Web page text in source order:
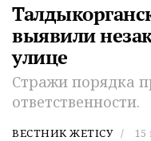
выявили
улице
Стражи порядка
ответственности.
ВЕСТНИК ЖЕТІСУ 15